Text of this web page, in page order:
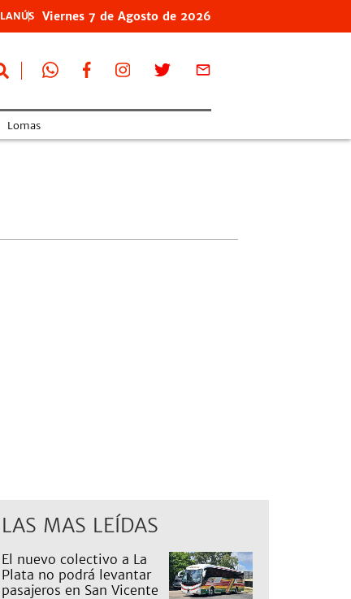
LANÚS Viernes 7 de Agosto de 2026
Lomas
LAS MAS LEÍDAS
El nuevo colectivo a La
Plata no podrá levantar
pasajeros en San Vicente